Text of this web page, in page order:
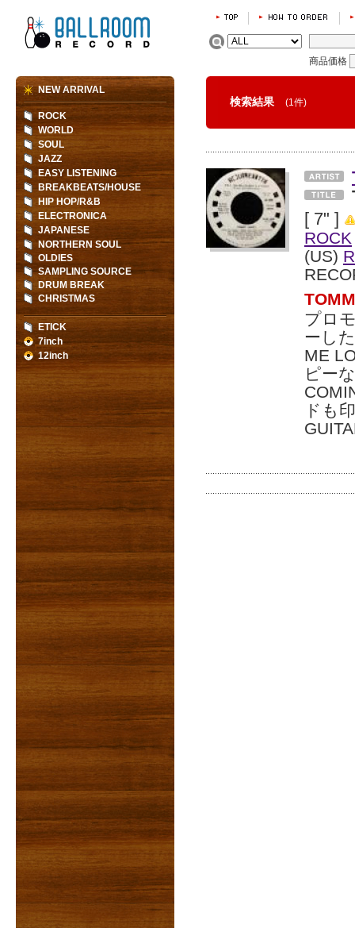
商品価格
検索結果 (1件)
[ 7" ]
ROCK
(US)
プロ
ーし
ME
ピー
ドも
NEW ARRIVAL
ROCK
WORLD
SOUL
JAZZ
EASY LISTENING
BREAKBEATS/HOUSE
HIP HOP/R&B
ELECTRONICA
JAPANESE
NORTHERN SOUL
OLDIES
SAMPLING SOURCE
DRUM BREAK
CHRISTMAS
ETICK
7inch
12inch